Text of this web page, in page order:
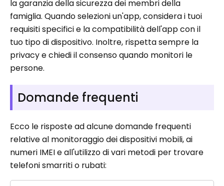
la garanzia della sicurezza dei membri della
famiglia. Quando selezioni un'app, considera i tuoi
requisiti specifici e la compatibilità dell'app con il
tuo tipo di dispositivo. Inoltre, rispetta sempre la
privacy e chiedi il consenso quando monitori le
persone.
Domande frequenti
Ecco le risposte ad alcune domande frequenti
relative al monitoraggio dei dispositivi mobili, ai
numeri IMEI e all'utilizzo di vari metodi per trovare
telefoni smarriti o rubati: